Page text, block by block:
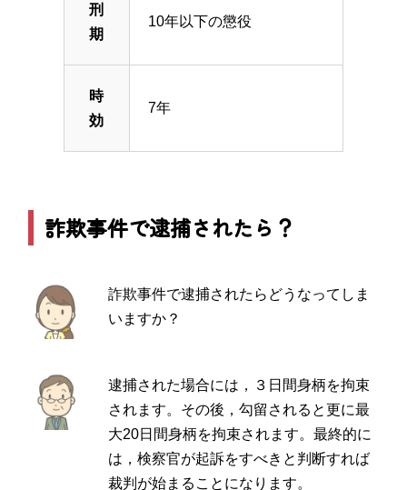
刑
期
10年以下の懲役
時
効
7年
詐欺事件で逮捕されたら？
詐欺事件で逮捕されたらどうなってしま
いますか？
逮捕された場合には，３日間身柄を拘束
されます。その後，勾留されると更に最
大20日間身柄を拘束されます。最終的に
は，検察官が起訴をすべきと判断すれば
裁判が始まることになります。